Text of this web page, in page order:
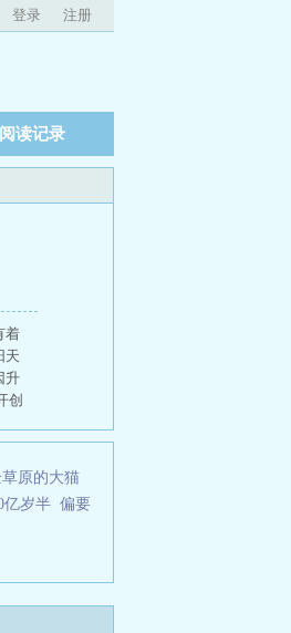
登录 注册
阅读记录
着
天
升
创
原的大猫
亿岁半 偏要